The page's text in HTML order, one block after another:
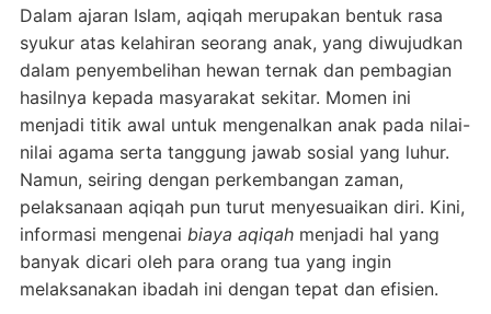
Dalam ajaran Islam, aqiqah merupakan bentuk rasa
syukur atas kelahiran seorang anak, yang diwujudkan
dalam penyembelihan hewan ternak dan pembagian
hasilnya kepada masyarakat sekitar. Momen ini
menjadi titik awal untuk mengenalkan anak pada nilai-
nilai agama serta tanggung jawab sosial yang luhur.
Namun, seiring dengan perkembangan zaman,
pelaksanaan aqiqah pun turut menyesuaikan diri. Kini,
informasi mengenai biaya aqiqahmenjadi hal yang
banyak dicari oleh para orang tua yang ingin
melaksanakan ibadah ini dengan tepat dan efisien.